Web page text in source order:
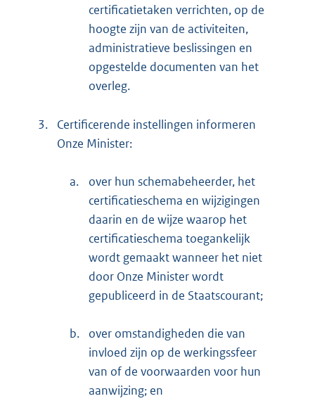
certificatietaken verrichten, op de
hoogte zijn van de activiteiten,
administratieve beslissingen en
opgestelde documenten van het
overleg.
3.
Certificerende instellingen informeren
Onze Minister:
a.
over hun schemabeheerder, het
certificatieschema en wijzigingen
daarin en de wijze waarop het
certificatieschema toegankelijk
wordt gemaakt wanneer het niet
door Onze Minister wordt
gepubliceerd in de Staatscourant;
b.
over omstandigheden die van
invloed zijn op de werkingssfeer
van of de voorwaarden voor hun
aanwijzing; en